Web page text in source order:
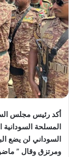
أكد رئيس مجلس
المسلحة
السوداني لن يضع
ومرتزق وقال ”